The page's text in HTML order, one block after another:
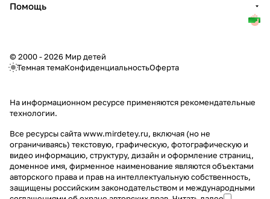
Помощь
© 2000 - 2026 Мир детей
Темная темаКонфиденциальностьОферта
На информационном ресурсе применяются рекомендательные
технологии.
Все ресурсы сайта www.mirdetey.ru, включая (но не
ограничиваясь) текстовую, графическую, фотографическую и
видео информацию, структуру, дизайн и оформление страниц,
доменное имя, фирменное наименование являются объектами
авторского права и прав на интеллектуальную собственность,
защищены российским законодательством и международными